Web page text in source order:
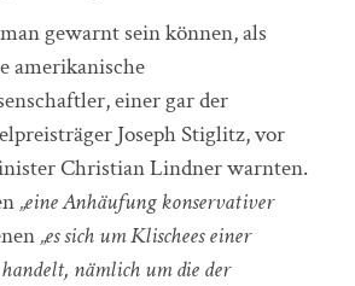
gewarnt sein können, als
amerikanische
einer gar der
Joseph Stiglitz, vor
Christian Lindner warnten.
„eine Anhäufung konservativer
„es sich um Klischees einer
nämlich um die der